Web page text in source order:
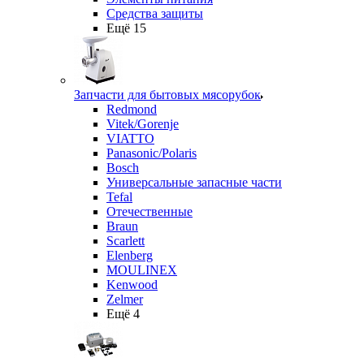
Средства защиты
Ещё 15
Запчасти для бытовых мясорубок
Redmond
Vitek/Gorenje
VIATTO
Panasonic/Polaris
Bosch
Универсальные запасные части
Tefal
Отечественные
Braun
Scarlett
Elenberg
MOULINEX
Kenwood
Zelmer
Ещё 4